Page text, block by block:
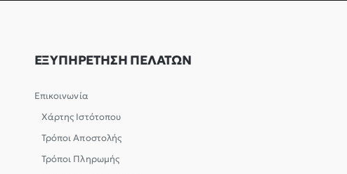
ΕΞΥΠΗΡΕΤΗΣΗ ΠΕΛΑΤΩΝ
Επικοινωνία
Χάρτης Ιστότοπου
Τρόποι Αποστολής
Τρόποι Πληρωμής